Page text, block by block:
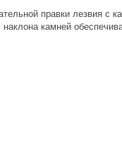
правки лезвия с
камней